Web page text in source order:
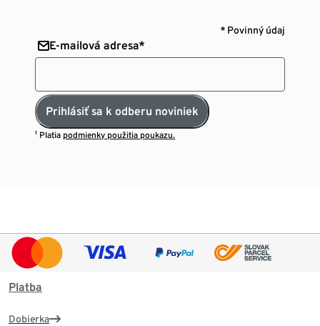
* Povinný údaj
E-mailová adresa*
Prihlásiť sa k odberu noviniek
¹ Platia podmienky použitia poukazu.
Platba
Dobierka